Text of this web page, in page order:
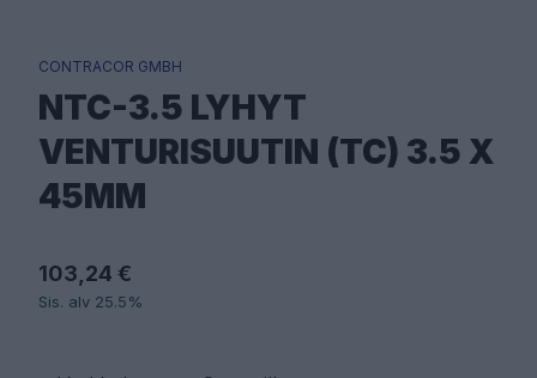
CONTRACOR GMBH
NTC-3.5 LYHYT
VENTURISUUTIN (TC) 3.5 X
45MM
103,24 €
Sis. alv 25.5%